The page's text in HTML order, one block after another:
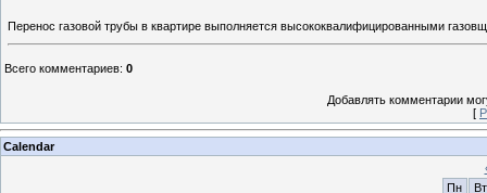
Перенос газовой трубы в квартире выполняется высококвалифицированными
Всего комментариев: 0
Добавлять комментарии
[
Calendar
Пн
Вт